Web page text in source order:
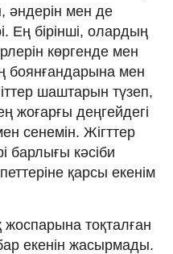
әндерін мен де
Ең бірінші, олардың
көргенде мен
мен
шаштарын түзеп,
жоғарғы деңгейдегі
сенемін. Жігттер
барлығы кәсіби
қарсы екенім
тоқталған
екенін жасырмады.